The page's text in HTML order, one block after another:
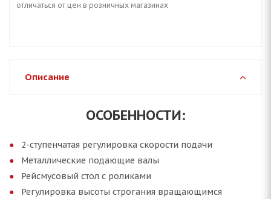
отличаться от цен в розничных магазинах
Описание
ОСОБЕННОСТИ:
2-ступенчатая регулировка скорости подачи
Металлические подающие валы
Рейсмусовый стол с роликами
Регулировка высоты строгания вращающимся